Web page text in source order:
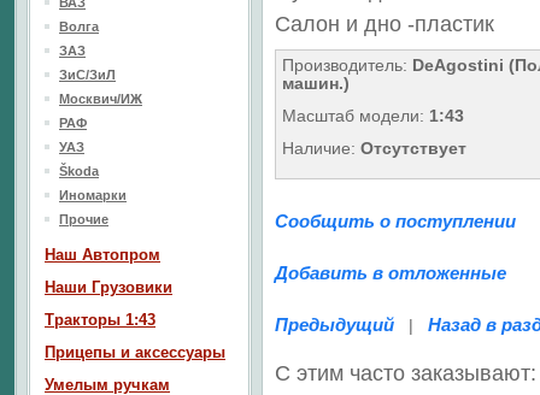
Салон и дно -пластик
Производитель: DeAgostini
машин.)
Масштаб модели: 1:43
Наличие: Отсутствует
Сообщить о поступлении
Добавить в отложенные
Предыдущий | Назад в
С этим часто заказывают:
Волга
ЗАЗ
ЗиС/ЗиЛ
Москвич/ИЖ
РАФ
УАЗ
Škoda
Иномарки
Прочие
Наш Aвтопром
Наши Грузовики
Тракторы 1:43
Прицепы и аксессуары
Умелым ручкам